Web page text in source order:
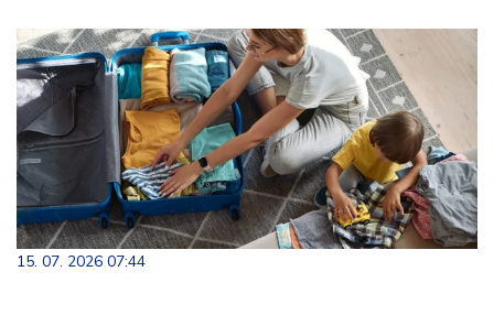
15. 07. 2026 07:44